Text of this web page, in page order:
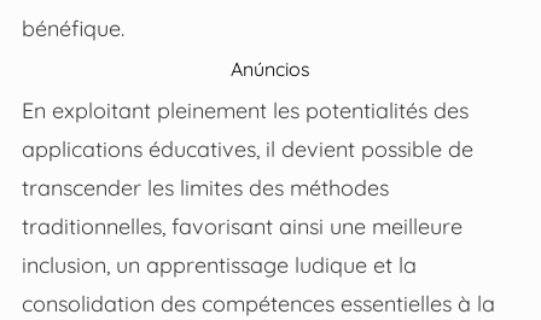
bénéfique.
Anúncios
En exploitant pleinement les potentialités des
applications éducatives, il devient possible de
transcender les limites des méthodes
traditionnelles, favorisant ainsi une meilleure
inclusion, un apprentissage ludique et la
consolidation des compétences essentielles à la